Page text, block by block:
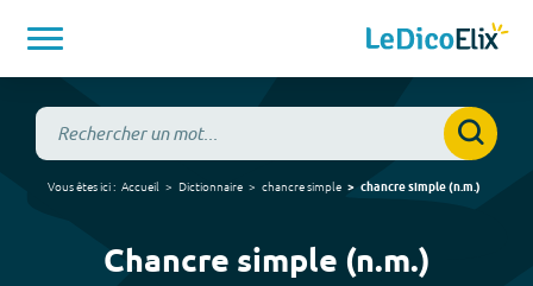
Vous êtes ici : Accueil Dictionnaire chancre simple chancre simple(n.m.)
Chancre simple (n.m.)